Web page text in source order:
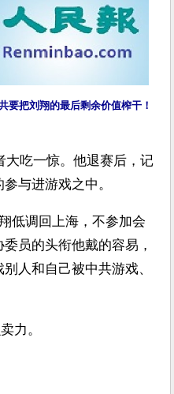
要把刘翔的最后剩余价值榨干！
大吃一惊。他退赛后，记
与进游戏之中。
低调回上海，不参加会
员的头衔他戴的容易，
人和自己被中共游戏、
力。